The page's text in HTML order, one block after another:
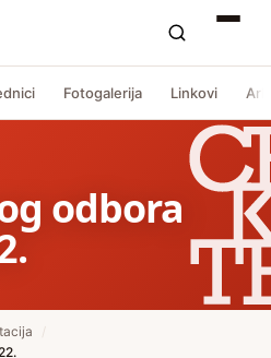
Fotogalerija Linkovi
odbora